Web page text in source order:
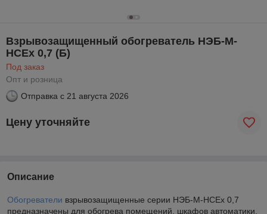
Взрывозащищенный обогреватель НЭБ-М-
НСЕх 0,7 (Б)
Под заказ
Опт и розница
Отправка с 21 августа 2026
Цену уточняйте
Описание
Обогреватели взрывозащищенные серии НЭБ-М-НСЕх 0,7
предназначены для обогрева помещений, шкафов автоматики,